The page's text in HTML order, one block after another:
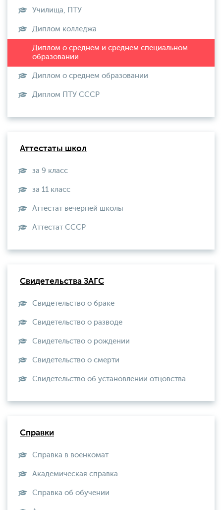
Училища, ПТУ
Диплом колледжа
Диплом о среднем образовании
Диплом ПТУ СССР
Аттестаты школ
за 9 класс
за 11 класс
Аттестат вечерней школы
Aттестат СССР
Свидетельства ЗАГС
Свидетельство о браке
Свидетельство о разводе
Свидетельство о рождении
Свидетельство о смерти
Свидетельство об установлении отцовства
Справки
Справка в военкомат
Академическая справка
Справка об обучении